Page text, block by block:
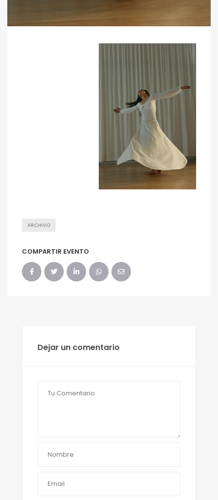
ARCHIVO
COMPARTIR EVENTO
Dejar un comentario